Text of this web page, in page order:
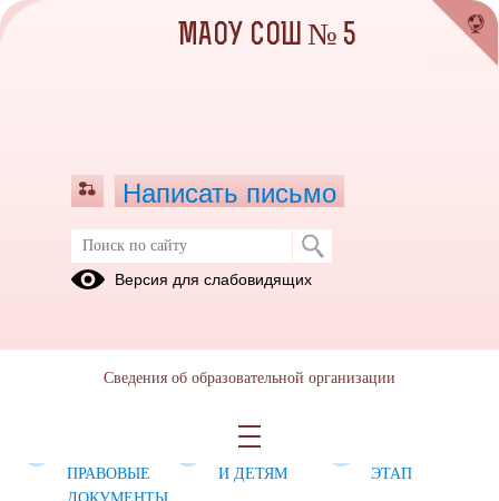
ОЛИМПИАДА 2024/2025
ПРОВЕДЕНИЯ
ПРАВОВЫЕ
РОДИТЕЛЯМ
И ДЕТЯМ
ЭТАП
МАОУ СОШ № 5
Написать письмо
Версия для слабовидящих
Сведения об образовательной организации